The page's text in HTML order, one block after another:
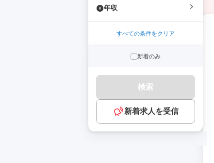
年収
すべての条件をクリア
新着のみ
検索
新着求人を受信